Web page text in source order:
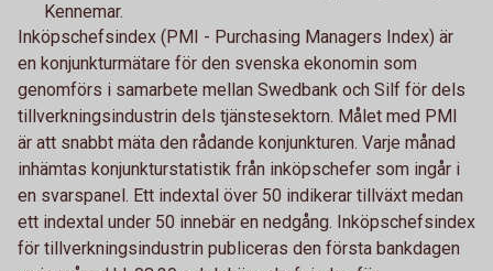
Kennemar.
Inköpschefsindex (PMI - Purchasing Managers Index) är
en konjunkturmätare för den svenska ekonomin som
genomförs i samarbete mellan Swedbank och Silf för dels
tillverkningsindustrin dels tjänstesektorn. Målet med PMI
är att snabbt mäta den rådande konjunkturen. Varje månad
inhämtas konjunkturstatistik från inköpschefer som ingår i
en svarspanel. Ett indextal över 50 indikerar tillväxt medan
ett indextal under 50 innebär en nedgång. Inköpschefsindex
för tillverkningsindustrin publiceras den första bankdagen